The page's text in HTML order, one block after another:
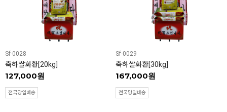
Sf-0028
축하쌀화환[20kg]
127,000원
전국당일배송
Sf-0029
축하쌀화환[30kg]
167,000원
전국당일배송